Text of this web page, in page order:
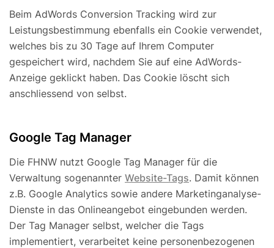
Beim AdWords Conversion Tracking wird zur
Leistungsbestimmung ebenfalls ein Cookie verwendet,
welches bis zu 30 Tage auf Ihrem Computer
gespeichert wird, nachdem Sie auf eine AdWords-
Anzeige geklickt haben. Das Cookie löscht sich
anschliessend von selbst.
Google Tag Manager
Die FHNW nutzt Google Tag Manager für die
Verwaltung sogenannter Website-Tags. Damit können
z.B. Google Analytics sowie andere Marketinganalyse-
Dienste in das Onlineangebot eingebunden werden.
Der Tag Manager selbst, welcher die Tags
implementiert, verarbeitet keine personenbezogenen